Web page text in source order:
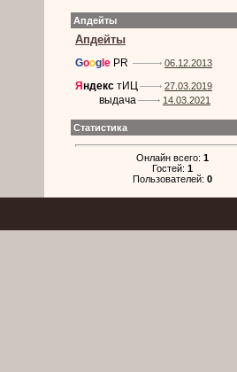
Апдейты
Апдейты
Goog le PR 06.12.2013
Я ндекс тИЦ 27.03.2019
выдача 14.03.2021
Статистика
Онлайн всего: 1
Гостей: 1
Пользователей: 0